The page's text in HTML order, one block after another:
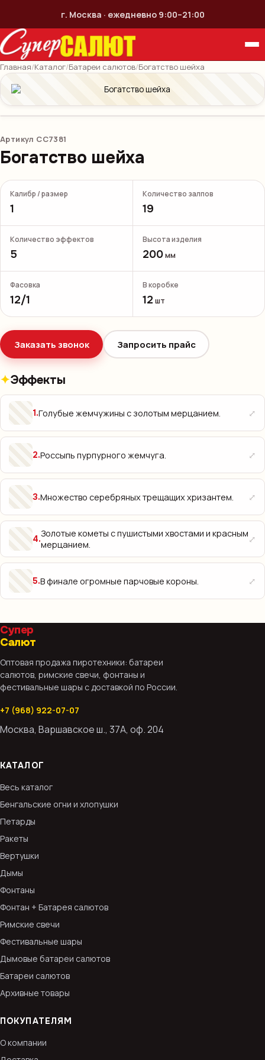
г. Москва · ежедневно 9:00–21:00
Главная/Каталог/Батареи салютов/Богатство шейха
Артикул СС7381
Богатство шейха
Калибр / размер
1
Количество залпов
19
Количество эффектов
5
Высота изделия
200мм
Фасовка
12/1
В коробке
12 шт
Заказать звонок Запросить прайс
Эффекты
1.Голубые жемчужины с золотым мерцанием. ⤢
2.Россыпь пурпурного жемчуга. ⤢
3.Множество серебряных трещащих хризантем. ⤢
4.Золотые кометы с пушистыми хвостами и красным
мерцанием.
⤢
5.В финале огромные парчовые короны. ⤢
Супер
Салют
Оптовая продажа пиротехники: батареи
салютов, римские свечи, фонтаны и
фестивальные шары с доставкой по России.
+7 (968) 922-07-07
Москва, Варшавское ш., 37А, оф. 204
КАТАЛОГ
Весь каталог
Бенгальские огни и хлопушки
Петарды
Ракеты
Вертушки
Дымы
Фонтаны
Фонтан + Батарея салютов
Римские свечи
Фестивальные шары
Дымовые батареи салютов
Батареи салютов
Архивные товары
ПОКУПАТЕЛЯМ
О компании